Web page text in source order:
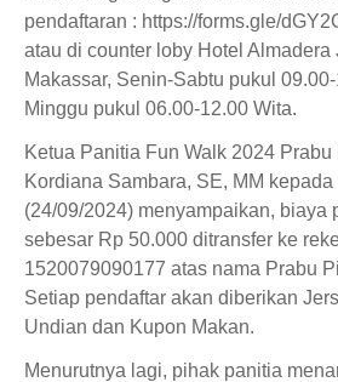
pendaftaran : https://forms.gle/
atau di counter loby Hotel Almadera
Makassar, Senin-Sabtu pukul
Minggu pukul 06.00-12.00 Wita.
Ketua Panitia Fun Walk 2024
Kordiana Sambara, SE, MM
(24/09/2024) menyampaikan, biaya
sebesar Rp 50.000 ditransfer ke
1520079090177 atas nama Prabu
Setiap pendaftar akan diberikan
Undian dan Kupon Makan.
Menurutnya lagi, pihak panitia